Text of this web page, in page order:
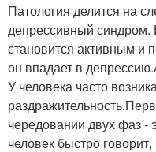
Патология делится на
депрессивный
становится активным и
он впадает в
У человека часто
чередовании двух фаз -
человек быстро